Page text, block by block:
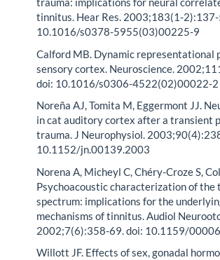
tinnitus. Hear Res. 2003;183(1-2):137-
10.1016/s0378-5955(03)00225-9
Calford MB. Dynamic representational
sensory cortex. Neuroscience.
doi: 10.1016/s0306-4522(02)00022-2
Noreña AJ, Tomita M, Eggermont JJ.
in cat auditory cortex after a transient
trauma. J Neurophysiol.
10.1152/jn.00139.2003
Norena A, Micheyl C, Chéry-Croze S,
Psychoacoustic characterization of the
spectrum: implications for the
mechanisms of tinnitus. Audiol
2002;7(6):358-69. doi: 10.1159/
Willott JF. Effects of sex, gonadal